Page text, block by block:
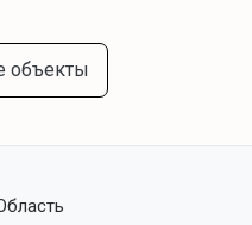
объекты